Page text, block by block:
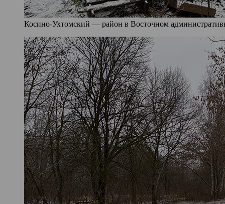
Косино-Ухтомский — район в Восточном